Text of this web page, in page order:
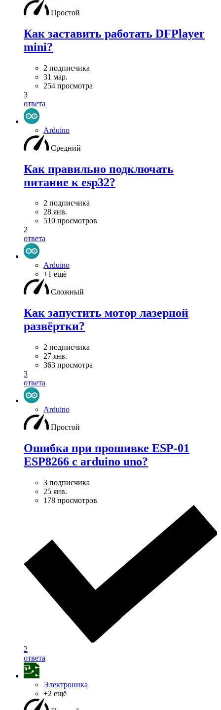
Простой
Как заставить работать DFPlayer
mini?
2 подписчика
31 мар.
254 просмотра
3
ответа
Arduino
Средний
Как правильно подключать
питание к esp32?
2 подписчика
28 янв.
510 просмотров
2
ответа
Arduino
+1 ещё
Сложный
Как запустить мотор лазерной
развёртки?
2 подписчика
27 янв.
363 просмотра
3
ответа
Arduino
Простой
Ошибка при прошивке ESP-01
ESP8266 с arduino uno?
3 подписчика
25 янв.
178 просмотров
2
ответа
Электроника
+2 ещё